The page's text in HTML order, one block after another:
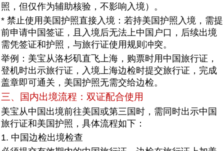
照，但仅作为辅助核验，不影响入境）。
* 禁止使用美国护照直接入境：若持美国护照入境，需提
前申请中国签证，且入境后无法上中国户口，后续出境
需凭签证和护照，与旅行证使用规则冲突。
举例：美宝从洛杉矶直飞上海，购票时用中国旅行证，
登机时出示旅行证，入境上海边检时提交旅行证，完成
盖章即可通关，美国护照无需交给边检。
三、国内出境流程：双证配合使用
美宝从中国出境前往美国或第三国时，需同时出示中国
旅行证和美国护照，具体流程如下：
1. 中国边检出境检查